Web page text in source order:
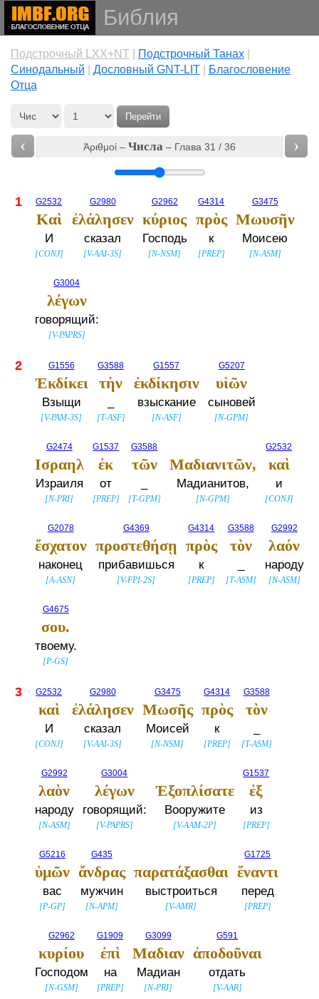
Библия
Подстрочный LXX+NT| Подстрочный Танах|
Cинодальный
Дословный GNT-LIT|
Благословение
Отца
Перейти
‹ Ἀριθμοί – Числа – Глава 31 / 36 ›
1 G2532
Καὶ
И
[CONJ]
G2980
ἐλάλησεν
сказал
[V-AAI-3S]
G2962
κύριος
Господь
[N-NSM]
G4314
πρὸς
к
[PREP]
G3475
Μωυσῆν
Моисею
[N-ASM]
G3004
λέγων
говорящий:
[V-PAPRS]
2 G1556
Ἐκδίκει
Взыщи
[V-PAM-3S]
G3588
τὴν
[T-ASF]
G1557
ἐκδίκησιν
взыскание
[N-ASF]
G5207
υἱῶν
сыновей
[N-GPM]
G2474
Ισραηλ
Израиля
[N-PRI]
G1537
ἐκ
от
[PREP]
G3588
τῶν
[T-GPM]
Μαδιανιτῶν,
Мадианитов,
[N-GPM]
G2532
καὶ
и
[CONJ]
G2078
ἔσχατον
наконец
[A-ASN]
G4369
προστεθήσῃ
прибавишься
[V-FPI-2S]
G4314
πρὸς
к
[PREP]
G3588
τὸν
[T-ASM]
G2992
λαόν
народу
[N-ASM]
G4675
σου.
твоему.
[P-GS]
3 G2532
καὶ
И
[CONJ]
G2980
ἐλάλησεν
сказал
[V-AAI-3S]
G3475
Μωσῆς
Моисей
[N-NSM]
G4314
πρὸς
к
[PREP]
G3588
τὸν
[T-ASM]
G2992
λαὸν
народу
[N-ASM]
G3004
λέγων
говорящий:
[V-PAPRS]
Ἐξοπλίσατε
Вооружите
[V-AAM-2P]
G1537
ἐξ
из
[PREP]
G5216
ὑμῶν
вас
[P-GP]
G435
ἄνδρας
мужчин
[N-APM]
παρατάξασθαι
выстроиться
[V-AMR]
G1725
ἔναντι
перед
[PREP]
G2962
κυρίου
Господом
[N-GSM]
G1909
ἐπὶ
на
[PREP]
G3099
Μαδιαν
Мадиан
[N-PRI]
G591
ἀποδοῦναι
отдать
[V-AAR]